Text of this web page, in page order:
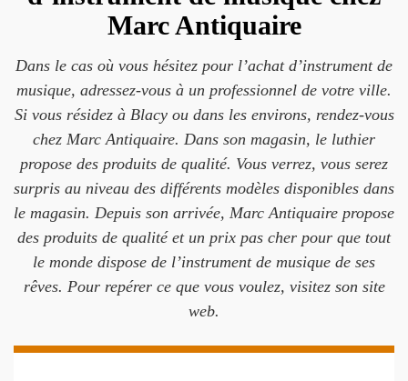
Marc Antiquaire
Dans le cas où vous hésitez pour l’achat d’instrument de
musique, adressez-vous à un professionnel de votre ville.
Si vous résidez à Blacy ou dans les environs, rendez-vous
chez Marc Antiquaire. Dans son magasin, le luthier
propose des produits de qualité. Vous verrez, vous serez
surpris au niveau des différents modèles disponibles dans
le magasin. Depuis son arrivée, Marc Antiquaire propose
des produits de qualité et un prix pas cher pour que tout
le monde dispose de l’instrument de musique de ses
rêves. Pour repérer ce que vous voulez, visitez son site
web.